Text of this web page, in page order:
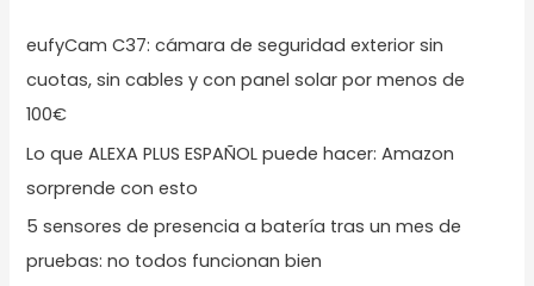
:
eufyCam C37: cámara de seguridad exterior sin
cuotas, sin cables y con panel solar por menos de
100€
Lo que ALEXA PLUS ESPAÑOL puede hacer: Amazon
sorprende con esto
5 sensores de presencia a batería tras un mes de
pruebas: no todos funcionan bien